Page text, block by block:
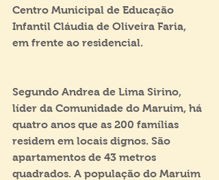
Centro Municipal de Educação
Infantil Cláudia de Oliveira Faria,
em frente ao residencial.
Segundo Andrea de Lima Sirino,
líder da Comunidade do Maruim, há
quatro anos que as 200 famílias
residem em locais dignos. São
apartamentos de 43 metros
quadrados. A população do Maruim